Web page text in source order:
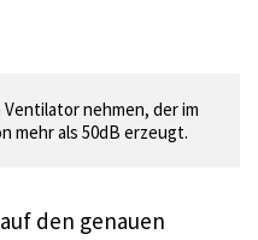
nehmen, der im
mehr als 50dB erzeugt.
den genauen